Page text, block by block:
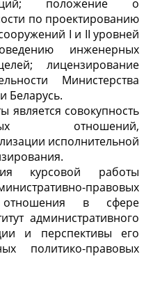
положение о
по проектированию
I и II уровней
инженерных
лицензирование
Министерства
Беларусь.
является совокупность
отношений,
исполнительной
курсовой работы
правовых
в сфере
административного
и перспективы его
политико-правовых